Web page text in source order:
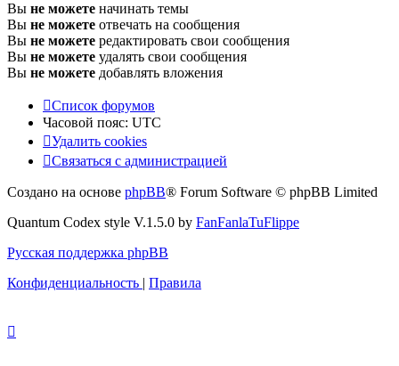
Вы не можете начинать темы
Вы не можете отвечать на сообщения
Вы не можете редактировать свои сообщения
Вы не можете удалять свои сообщения
Вы не можете добавлять вложения
Список форумов
Часовой пояс: UTC
Удалить cookies
Связаться с администрацией
Создано на основе phpBB® Forum Software © phpBB Limited
Quantum Codex style V.1.5.0 by FanFanlaTuFlippe
Русская поддержка phpBB
Конфиденциальность | Правила